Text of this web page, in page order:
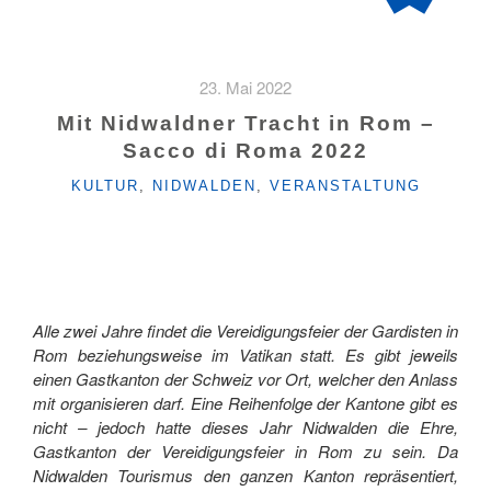
23. Mai 2022
Mit Nidwaldner Tracht in Rom –
Sacco di Roma 2022
KATEGORIEN
KULTUR , NIDWALDEN , VERANSTALTUNG
Alle zwei Jahre findet die Vereidigungsfeier der Gardisten in
Rom beziehungsweise im Vatikan statt. Es gibt jeweils
einen Gastkanton der Schweiz vor Ort, welcher den Anlass
mit organisieren darf. Eine Reihenfolge der Kantone gibt es
nicht – jedoch hatte dieses Jahr Nidwalden die Ehre,
Gastkanton der Vereidigungsfeier in Rom zu sein. Da
Nidwalden Tourismus den ganzen Kanton repräsentiert,